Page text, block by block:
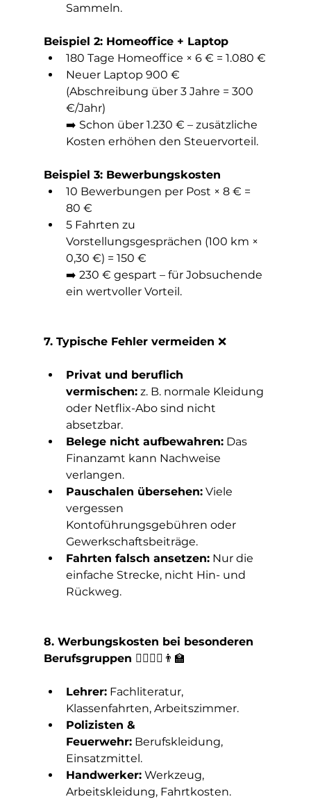
Sammeln.
Beispiel 2: Homeoffice + Laptop
180 Tage Homeoffice × 6 € = 1.080 €
Neuer Laptop 900 €
(Abschreibung über 3 Jahre = 300
€/Jahr)
➡️ Schon über 1.230 € – zusätzliche
Kosten erhöhen den Steuervorteil.
Beispiel 3: Bewerbungskosten
10 Bewerbungen per Post × 8 € =
80 €
5 Fahrten zu
Vorstellungsgesprächen (100 km ×
0,30 €) = 150 €
➡️ 230 € gespart – für Jobsuchende
ein wertvoller Vorteil.
7. Typische Fehler vermeiden ❌
Privat und beruflich
vermischen: z. B. normale Kleidung
oder Netflix-Abo sind nicht
absetzbar.
Belege nicht aufbewahren: Das
Finanzamt kann Nachweise
verlangen.
Pauschalen übersehen: Viele
vergessen
Kontoführungsgebühren oder
Gewerkschaftsbeiträge.
Fahrten falsch ansetzen: Nur die
einfache Strecke, nicht Hin- und
Rückweg.
8. Werbungskosten bei besonderen
Berufsgruppen 👩‍⚕️👮‍♂️👨‍🏫
Lehrer: Fachliteratur,
Klassenfahrten, Arbeitszimmer.
Polizisten &
Feuerwehr: Berufskleidung,
Einsatzmittel.
Handwerker: Werkzeug,
Arbeitskleidung, Fahrtkosten.